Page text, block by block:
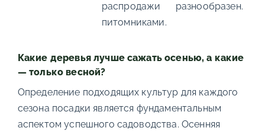
распродажи
питомниками.
разнообразен.
Какие деревья лучше сажать осенью, а какие
— только весной?
Определение подходящих культур для каждого
сезона посадки является фундаментальным
аспектом успешного садоводства. Осенняя